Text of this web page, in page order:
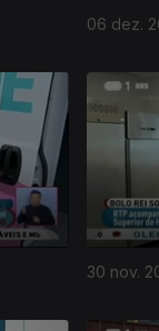
06 dez.
30 nov.